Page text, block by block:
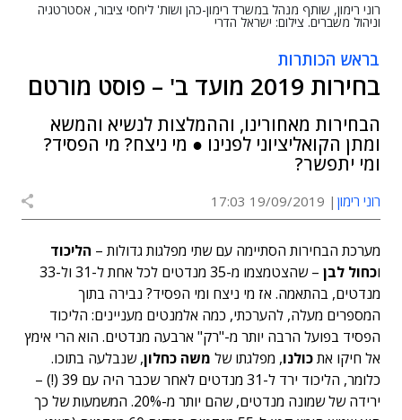
רוני רימון, שותף מנהל במשרד רימון-כהן ושות' ליחסי ציבור, אסטרטגיה
וניהול משברים. צילום: ישראל הדרי
בראש הכותרות
בחירות 2019 מועד ב' – פוסט מורטם
הבחירות מאחורינו, וההמלצות לנשיא והמשא
ומתן הקואליציוני לפנינו ● מי ניצח? מי הפסיד?
ומי יתפשר?
רוני רימון 19/09/2019 17:03
מערכת הבחירות הסתיימה עם שתי מפלגות גדולות – הליכוד
וכחול לבן
– שהצטמצמו מ-35 מנדטים לכל אחת ל-31 ול-33
מנדטים, בהתאמה. אז מי ניצח ומי הפסיד? נבירה בתוך
המספרים מעלה, להערכתי, כמה אלמנטים מעניינים: הליכוד
הפסיד בפועל הרבה יותר מ-"רק" ארבעה מנדטים. הוא הרי אימץ
אל חיקו אתכולנו, מפלגתו של משה כחלון, שנבלעה בתוכו.
כלומר, הליכוד ירד ל-31 מנדטים לאחר שכבר היה עם 39 (!) –
ירידה של שמונה מנדטים, שהם יותר מ-20%. המשמעות של כך